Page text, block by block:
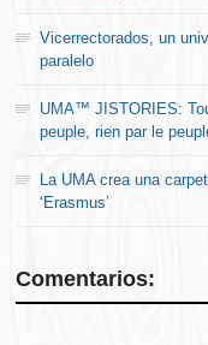
Vicerrectorados, un
paralelo
UMA™ JISTORIES:
peuple, rien par le
La UMA crea una
‘Erasmus’
Comentarios: